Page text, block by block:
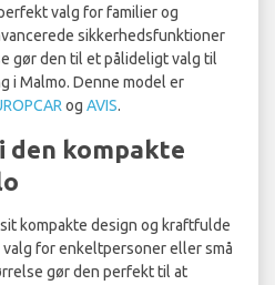
valg for familier og
sikkerhedsfunktioner
gør den til et pålideligt valg til
i Malmo. Denne model er
og AVIS.
den kompakte
kompakte design og kraftfulde
for enkeltpersoner eller små
gør den perfekt til at